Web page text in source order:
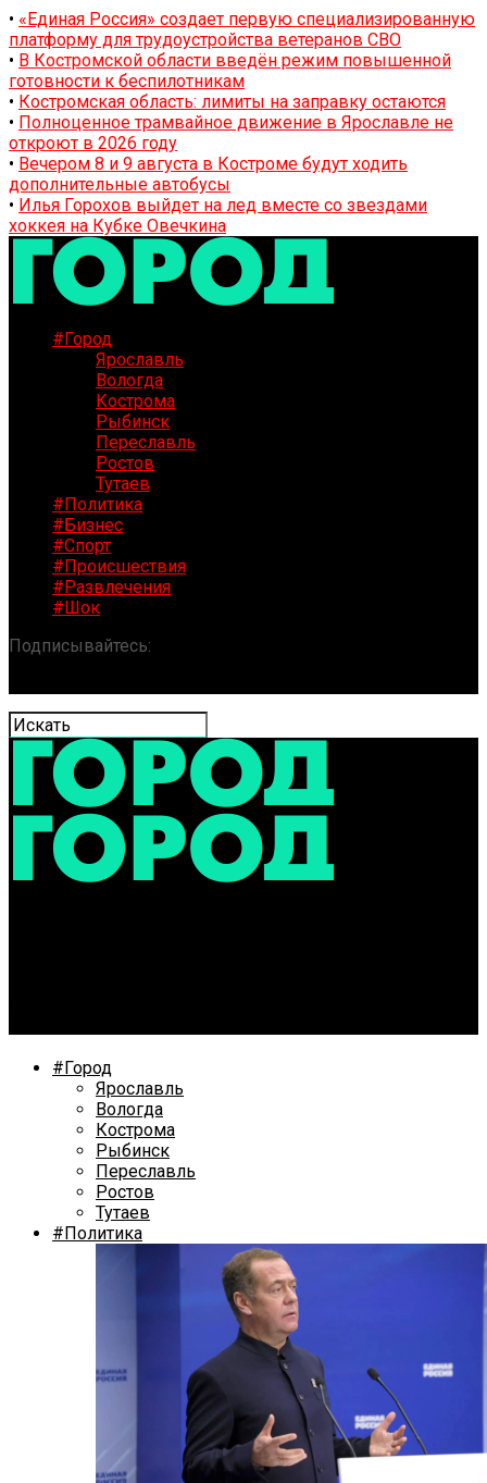
• «Единая Россия» создает первую специализированную
платформу для трудоустройства ветеранов СВО
• В Костромской области введён режим повышенной
готовности к беспилотникам
• Костромская область: лимиты на заправку остаются
• Полноценное трамвайное движение в Ярославле не
откроют в 2026 году
• Вечером 8 и 9 августа в Костроме будут ходить
дополнительные автобусы
• Илья Горохов выйдет на лед вместе со звездами
хоккея на Кубке Овечкина
#Город
Ярославль
Вологда
Кострома
Рыбинск
Переславль
Ростов
Тутаев
#Политика
#Бизнес
#Спорт
#Происшествия
#Развлечения
#Шок
Подписывайтесь:
#Город
Ярославль
Вологда
Кострома
Рыбинск
Переславль
Ростов
Тутаев
#Политика